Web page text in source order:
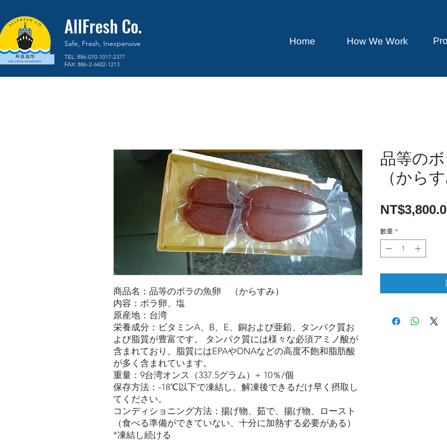
Safe, Fresh, Inexpensive
AllFresh Co.
TEL: 886-070-1017-2377
FAX: 886-2-6602-1213
Home How We Work
商品名：品等のボラの魚卵 （からすみ）
内容：ボラ卵、塩
原産地：台湾
栄養成分：ビタミンA、B、E、銅および亜鉛、タンパク質お
よび脂質が豊富です。 タンパク質には様々な必須アミノ酸が
含まれており、脂質にはEPAやDNAなどの高度不飽和脂肪酸
が多く含まれています。
重量：9台湾オンス（337.5グラム）+ 10％/個
保存方法：-18℃以下で凍結し、解凍後できるだけ早く摂取し
てください。
コンディショニング方法：揚げ物、茹で、揚げ物、ロースト
（食べる準備ができていない、十分に加熱する必要がある）
*凍結し続ける
品等の
（からす
數量 *